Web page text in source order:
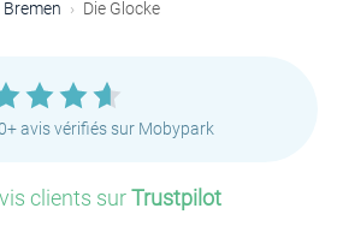
Bremen Die Glocke
avis vérifiés sur Mobypark
clients surTrustpilot